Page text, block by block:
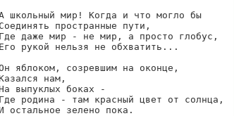
школьный мир! Когда и что могло бы
Соединять пространные пути,
Где даже мир - не мир, а просто глобус,
Его рукой нельзя не обхватить...
яблоком, созревшим на оконце,
нам,
выпуклых боках -
Где родина - там красный цвет от солнца,
остальное зелено пока.